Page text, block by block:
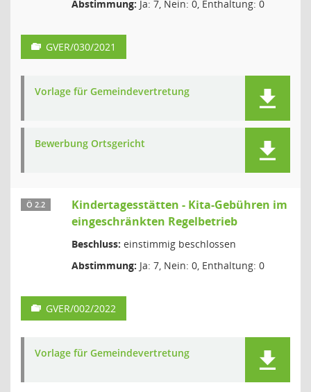
Abstimmung: Ja: 7, Nein: 0, Enthaltung: 0
GVER/030/2021
Vorlage für Gemeindevertretung
Bewerbung Ortsgericht
Ö 2.2
Kindertagesstätten - Kita-Gebühren im
eingeschränkten Regelbetrieb
Beschluss: einstimmig beschlossen
Abstimmung: Ja: 7, Nein: 0, Enthaltung: 0
GVER/002/2022
Vorlage für Gemeindevertretung